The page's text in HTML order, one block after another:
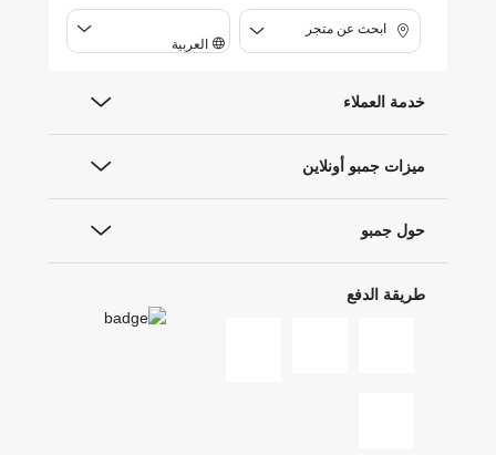
ابحث عن متجر
العربية
خدمة العملاء
ميزات جمبو أونلاين
حول جمبو
طريقة الدفع